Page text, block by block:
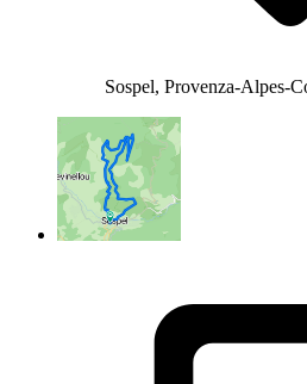
Sospel, Provenza-Alpes-